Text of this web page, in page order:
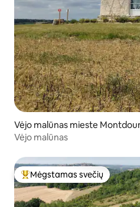
Vėjo malūnas mieste
Vėjo malūnas
Svečių mėgstamiausias
Mėgstamas svečių